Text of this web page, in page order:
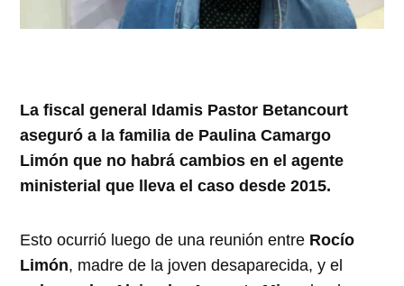
La fiscal general Idamis Pastor Betancourt
aseguró a la familia de Paulina Camargo
Limón que no habrá cambios en el agente
ministerial que lleva el caso desde 2015.
Esto ocurrió luego de una reunión entre Rocío
Limón, madre de la joven desaparecida, y el